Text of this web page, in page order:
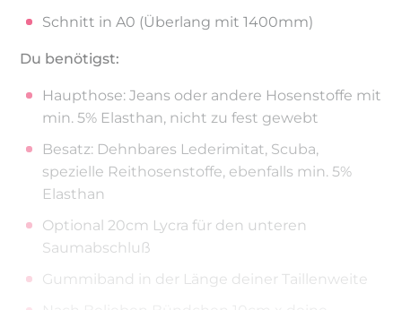
Schnitt in A0 (Überlang mit 1400mm)
Du benötigst:
Haupthose: Jeans oder andere Hosenstoffe mit
min. 5% Elasthan, nicht zu fest gewebt
Besatz: Dehnbares Lederimitat, Scuba,
spezielle Reithosenstoffe, ebenfalls min. 5%
Elasthan
Optional 20cm Lycra für den unteren
Saumabschluß
Gummiband in der Länge deiner Taillenweite